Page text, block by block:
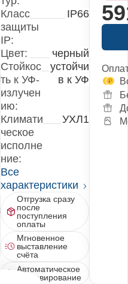
Класс
защиты
IP:
IP66
Цвет:
черный
Стойкос
ть к УФ-
излучен
ию:
устойчи
в к УФ
Климати
ческое
исполне
ние:
УХЛ1
Все
характеристики
Отгрузка сразу
после
поступления
оплаты
Мгновенное
выставление
счёта
Автоматическое
резервирование